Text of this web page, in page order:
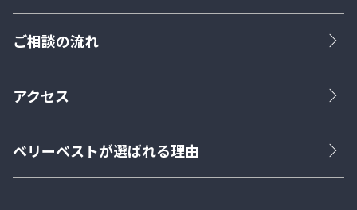
ご相談の流れ
アクセス
ベリーベストが選ばれる理由